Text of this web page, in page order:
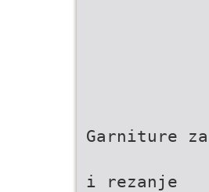
Garniture
i rezanje